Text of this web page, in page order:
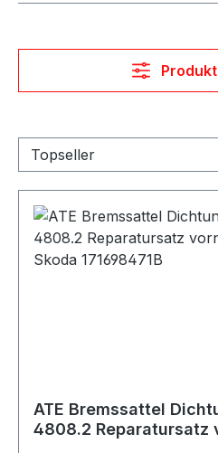
ATE Bremssattel
4808.2 Reparatursatz